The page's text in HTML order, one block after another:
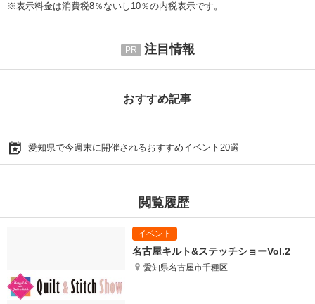
※表示料金は消費税8％ないし10％の内税表示です。
注目情報
おすすめ記事
愛知県で今週末に開催されるおすすめイベント20選
閲覧履歴
名古屋キルト&ステッチショーVol.2
愛知県名古屋市千種区